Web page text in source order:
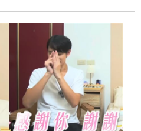
種愛，叫做友誼」。林宜君